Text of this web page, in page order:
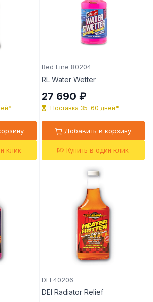
клик
Red Line 80204
RL Water Wetter
27 690 ₽
Поставка 35-60 дней*
Добавить в корзину
Купить в один клик
DEI 40206
DEI Radiator Relief